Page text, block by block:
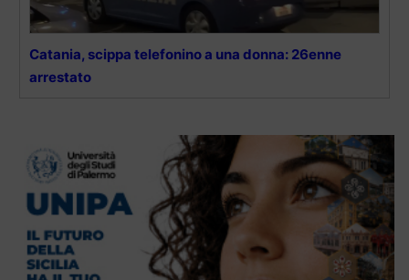
Catania, scippa telefonino a una donna: 26enne
arrestato